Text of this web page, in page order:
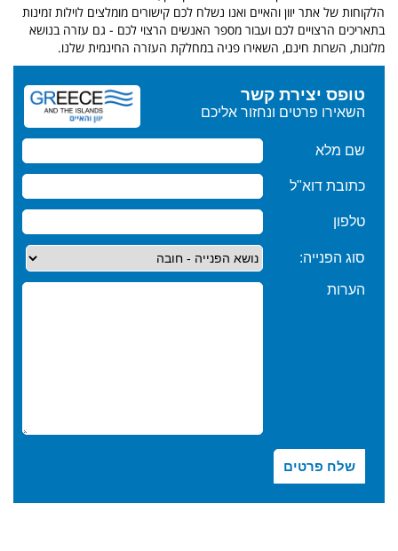
הלקוחות של אתר יוון והאיים ואנו נשלח לכם קישורים מומלצים לוילות זמינות
בתאריכים הרצויים לכם ועבור מספר האנשים הרצוי לכם - גם עזרה בנושא
מלונות, השרות חינם, השאירו פניה במחלקת העזרה החינמית שלנו.